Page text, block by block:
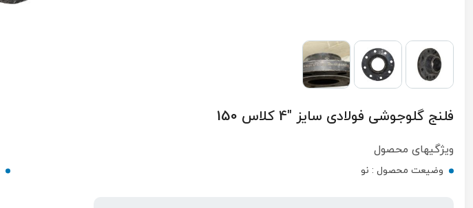
فلنج گلوجوشی فولادی سایز "4 کلاس 150
ویژگیهای محصول
وضیعت محصول : نو